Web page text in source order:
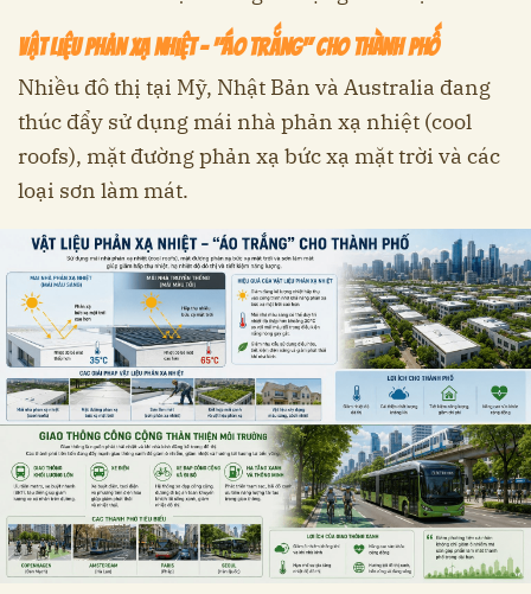
Vật liệu phản xạ nhiệt – "áo trắng" cho thành phố
Nhiều đô thị tại Mỹ, Nhật Bản và Australia đang
thúc đẩy sử dụng mái nhà phản xạ nhiệt (cool
roofs), mặt đường phản xạ bức xạ mặt trời và các
loại sơn làm mát.